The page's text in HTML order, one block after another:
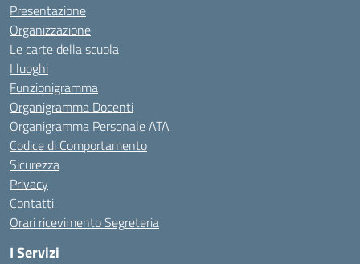
Presentazione
Organizzazione
Le carte della scuola
I luoghi
Funzionigramma
Organigramma Docenti
Organigramma Personale ATA
Codice di Comportamento
Sicurezza
Privacy
Contatti
Orari ricevimento Segreteria
I Servizi